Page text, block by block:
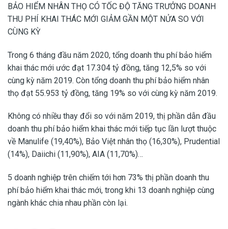
BẢO HIỂM NHÂN THỌ CÓ TỐC ĐỘ TĂNG TRƯỞNG DOANH
THU PHÍ KHAI THÁC MỚI GIẢM GẦN MỘT NỬA SO VỚI
CÙNG KỲ
Trong 6 tháng đầu năm 2020, tổng doanh thu phí bảo hiểm
khai thác mới ước đạt 17.304 tỷ đồng, tăng 12,5% so với
cùng kỳ năm 2019. Còn tổng doanh thu phí bảo hiểm nhân
thọ đạt 55.953 tỷ đồng, tăng 19% so với cùng kỳ năm 2019.
Không có nhiều thay đổi so với năm 2019, thị phần dẫn đầu
doanh thu phí bảo hiểm khai thác mới tiếp tục lần lượt thuộc
về Manulife (19,40%), Bảo Việt nhân thọ (16,30%), Prudential
(14%), Daiichi (11,90%), AIA (11,70%)…
5 doanh nghiệp trên chiếm tới hơn 73% thị phần doanh thu
phí bảo hiểm khai thác mới, trong khi 13 doanh nghiệp cùng
ngành khác chia nhau phần còn lại.